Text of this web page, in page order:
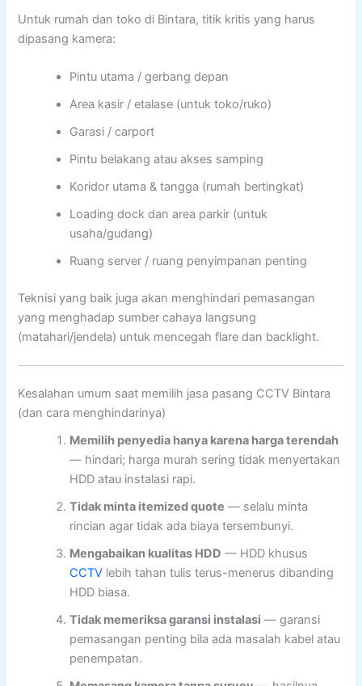
Untuk rumah dan toko di Bintara, titik kritis yang harus
dipasang kamera:
Pintu utama / gerbang depan
Area kasir / etalase (untuk toko/ruko)
Garasi / carport
Pintu belakang atau akses samping
Koridor utama & tangga (rumah bertingkat)
Loading dock dan area parkir (untuk
usaha/gudang)
Ruang server / ruang penyimpanan penting
Teknisi yang baik juga akan menghindari pemasangan
yang menghadap sumber cahaya langsung
(matahari/jendela) untuk mencegah flare dan backlight.
Kesalahan umum saat memilih jasa pasang CCTV Bintara
(dan cara menghindarinya)
Memilih penyedia hanya karena harga terendah
— hindari; harga murah sering tidak menyertakan
HDD atau instalasi rapi.
Tidak minta itemized quote — selalu minta
rincian agar tidak ada biaya tersembunyi.
Mengabaikan kualitas HDD — HDD khusus
CCTV lebih tahan tulis terus-menerus dibanding
HDD biasa.
Tidak memeriksa garansi instalasi — garansi
pemasangan penting bila ada masalah kabel atau
penempatan.